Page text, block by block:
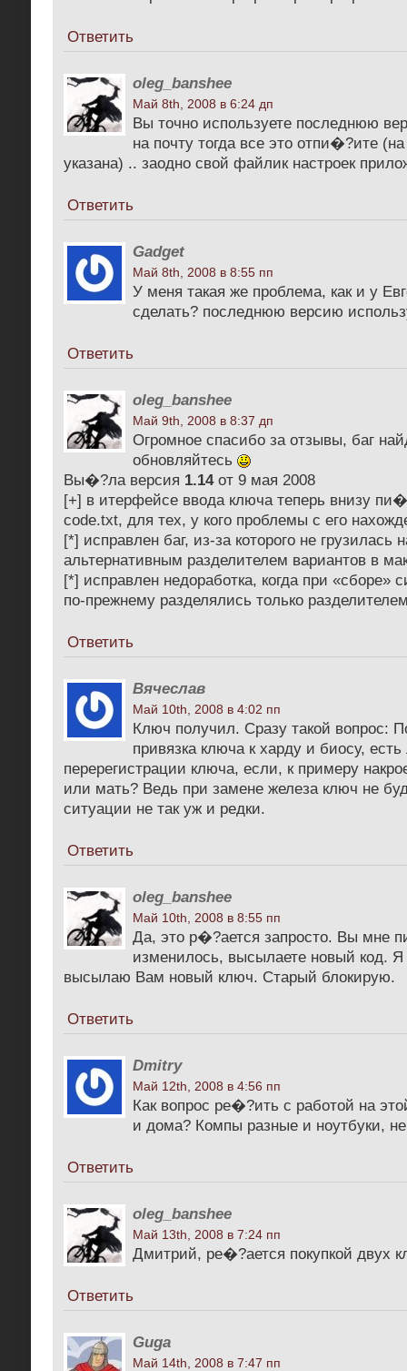
Ответить
oleg_banshee
Май 8th, 2008 в 6:24 дп
Вы точно используете последнюю
на почту тогда все это отпи�?ите
указана) .. заодно свой файлик настроек
Ответить
Gadget
Май 8th, 2008 в 8:55 пп
У меня такая же проблема, как и у
сделать? последнюю версию
Ответить
oleg_banshee
Май 9th, 2008 в 8:37 дп
Огромное спасибо за отзывы, баг
обновляйтесь
Вы�?ла версия 1.14от 9 мая 2008
[+] в итерфейсе ввода ключа теперь внизу
code.txt, для тех, у кого проблемы с его
[*] исправлен баг, из-за которого не грузилась
альтернативным разделителем вариантов в
[*] исправлен недоработка, когда при «сборе»
по-прежнему разделялись только
Ответить
Вячеслав
Май 10th, 2008 в 4:02 пп
Ключ получил. Сразу такой вопрос:
привязка ключа к харду и биосу,
перерегистрации ключа, если, к примеру
или мать? Ведь при замене железа ключ не
ситуации не так уж и редки.
Ответить
oleg_banshee
Май 10th, 2008 в 8:55 пп
Да, это р�?ается запросто. Вы мне
изменилось, высылаете новый код.
высылаю Вам новый ключ. Старый блокирую.
Ответить
Dmitry
Май 12th, 2008 в 4:56 пп
Как вопрос ре�?ить с работой на
и дома? Компы разные и ноутбуки,
Ответить
oleg_banshee
Май 13th, 2008 в 7:24 пп
Дмитрий, ре�?ается покупкой двух
Ответить
Guga
Май 14th, 2008 в 7:47 пп